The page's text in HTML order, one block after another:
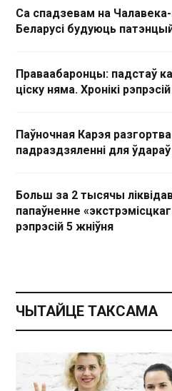
Са спадзевам на
Беларусі будуюць
Праваабаронцы: падстаў
ціску няма. Хронікі
Паўночная Карэя
падраздзяленні для ўдараў
Больш за 2 тысячы
папаўненне
рэпрэсій 5 жніўня
ЧЫТАЙЦЕ ТАКСАМА